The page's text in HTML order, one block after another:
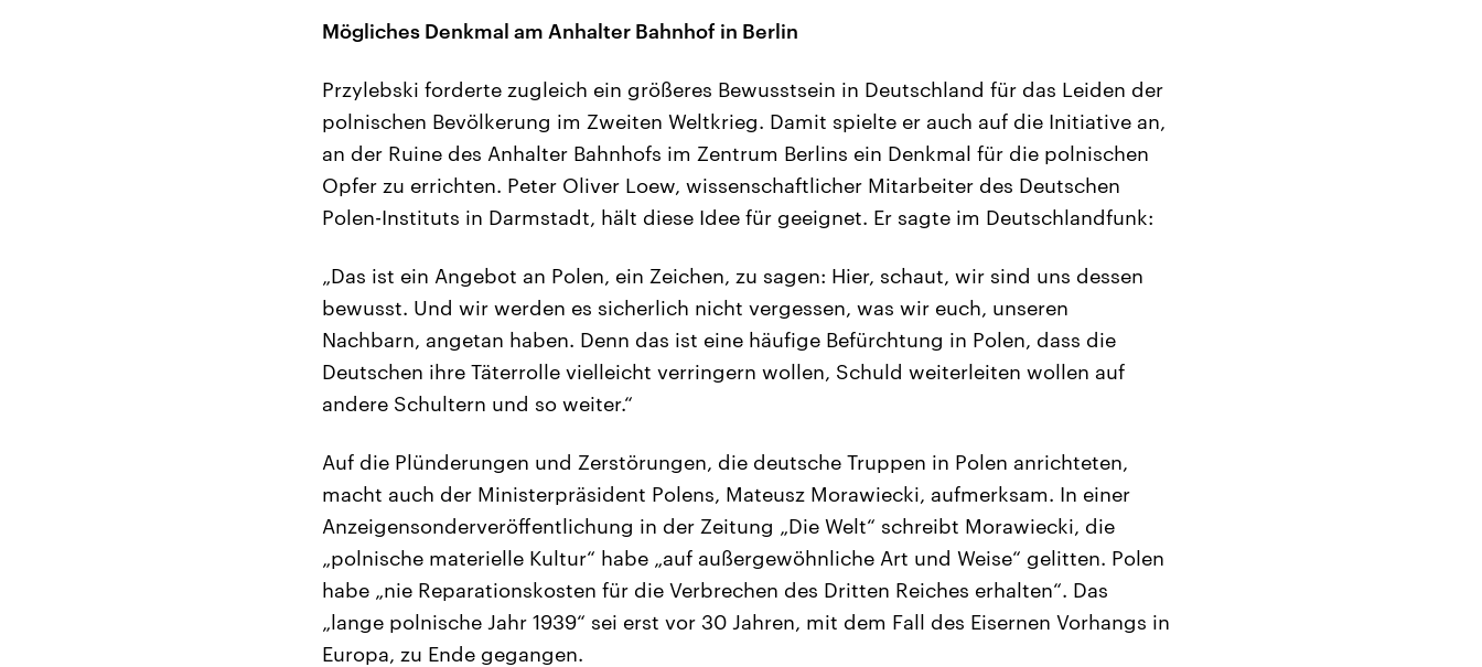
Mögliches Denkmal am Anhalter Bahnhof in Berlin
Przylebski forderte zugleich ein größeres Bewusstsein in Deutschland für das Leiden der
polnischen Bevölkerung im Zweiten Weltkrieg. Damit spielte er auch auf die Initiative an,
an der Ruine des Anhalter Bahnhofs im Zentrum Berlins ein Denkmal für die polnischen
Opfer zu errichten. Peter Oliver Loew, wissenschaftlicher Mitarbeiter des Deutschen
Polen-Instituts in Darmstadt, hält diese Idee für geeignet. Er sagte im Deutschlandfunk:
„Das ist ein Angebot an Polen, ein Zeichen, zu sagen: Hier, schaut, wir sind uns dessen
bewusst. Und wir werden es sicherlich nicht vergessen, was wir euch, unseren
Nachbarn, angetan haben. Denn das ist eine häufige Befürchtung in Polen, dass die
Deutschen ihre Täterrolle vielleicht verringern wollen, Schuld weiterleiten wollen auf
andere Schultern und so weiter.“
Auf die Plünderungen und Zerstörungen, die deutsche Truppen in Polen anrichteten,
macht auch der Ministerpräsident Polens, Mateusz Morawiecki, aufmerksam. In einer
Anzeigensonderveröffentlichung in der Zeitung „Die Welt“ schreibt Morawiecki, die
„polnische materielle Kultur“ habe „auf außergewöhnliche Art und Weise“ gelitten. Polen
habe „nie Reparationskosten für die Verbrechen des Dritten Reiches erhalten“. Das
„lange polnische Jahr 1939“ sei erst vor 30 Jahren, mit dem Fall des Eisernen Vorhangs in
Europa, zu Ende gegangen.